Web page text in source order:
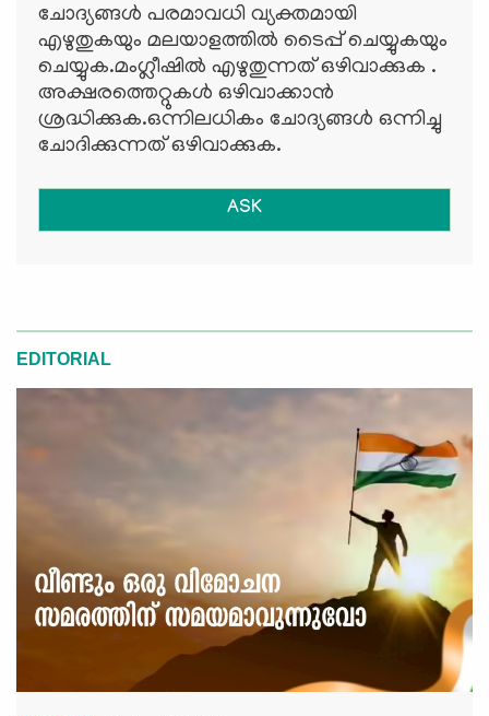
ചോദ്യങ്ങള്‍ പരമാവധി വ്യക്തമായി
എഴുതുകയും മലയാളത്തില്‍ ടൈപ്പ് ചെയ്യുകയും
ചെയ്യുക.മംഗ്ലീഷില്‍ എഴുതുന്നത് ഒഴിവാക്കുക .
അക്ഷരത്തെറ്റുകള്‍ ഒഴിവാക്കാന്‍
ശ്രദ്ധിക്കുക.ഒന്നിലധികം ചോദ്യങ്ങള്‍ ഒന്നിച്ചു
ചോദിക്കുന്നത് ഒഴിവാക്കുക.
ASK
EDITORIAL